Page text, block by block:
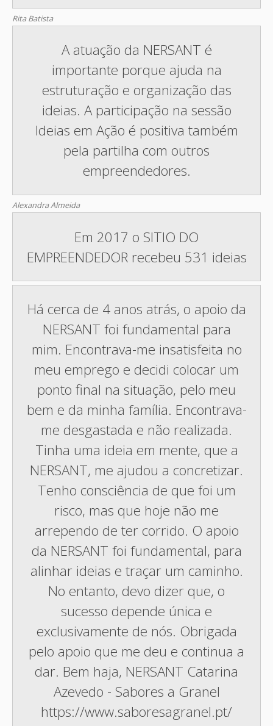
Rita Batista
A atuação da NERSANT é
importante porque ajuda na
estruturação e organização das
ideias. A participação na sessão
Ideias em Ação é positiva também
pela partilha com outros
empreendedores.
Alexandra Almeida
Em 2017 o SITIO DO
EMPREENDEDOR recebeu 531 ideias
Há cerca de 4 anos atrás, o apoio da
NERSANT foi fundamental para
mim. Encontrava-me insatisfeita no
meu emprego e decidi colocar um
ponto final na situação, pelo meu
bem e da minha família. Encontrava-
me desgastada e não realizada.
Tinha uma ideia em mente, que a
NERSANT, me ajudou a concretizar.
Tenho consciência de que foi um
risco, mas que hoje não me
arrependo de ter corrido. O apoio
da NERSANT foi fundamental, para
alinhar ideias e traçar um caminho.
No entanto, devo dizer que, o
sucesso depende única e
exclusivamente de nós. Obrigada
pelo apoio que me deu e continua a
dar. Bem haja, NERSANT Catarina
Azevedo - Sabores a Granel
https://www.saboresagranel.pt/